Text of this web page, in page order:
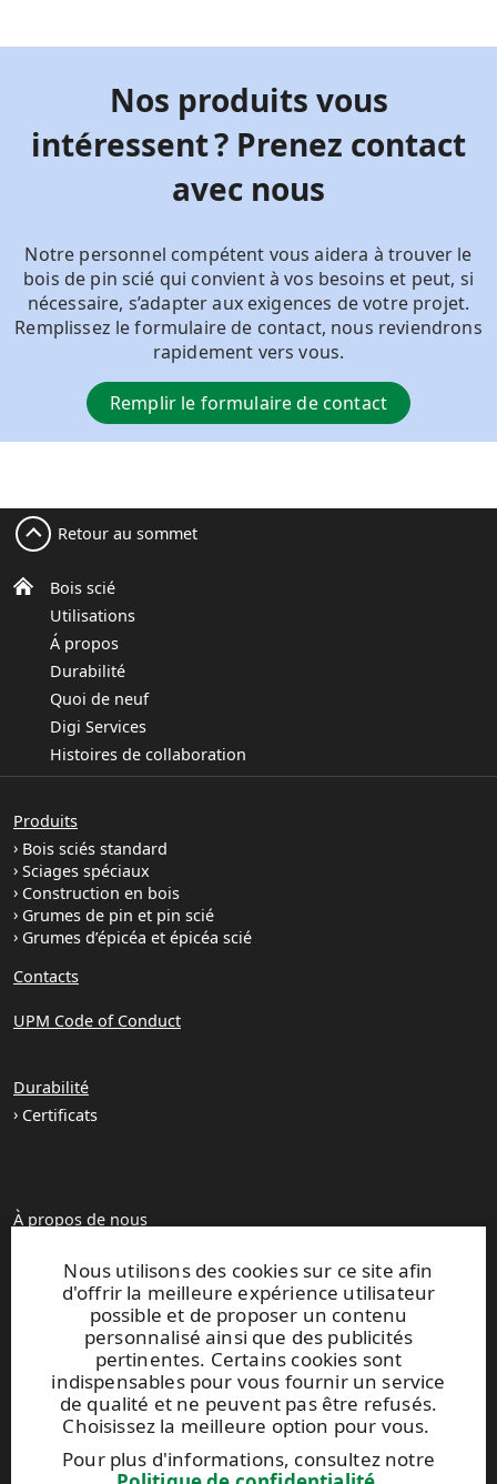
Nos produits vous
intéressent ? Prenez contact
avec nous
Notre personnel compétent vous aidera à trouver le
bois de pin scié qui convient à vos besoins et peut, si
nécessaire, s’adapter aux exigences de votre projet.
Remplissez le formulaire de contact, nous reviendrons
rapidement vers vous.
Remplir le formulaire de contact
Nous utilisons des cookies sur ce site afin
d'offrir la meilleure expérience utilisateur
possible et de proposer un contenu
personnalisé ainsi que des publicités
pertinentes. Certains cookies sont
indispensables pour vous fournir un service
de qualité et ne peuvent pas être refusés.
Choisissez la meilleure option pour vous.
Pour plus d'informations, consultez notre
Bois scié
Utilisations
Á propos
Durabilité
Quoi de neuf
Digi Services
Histoires de collaboration
Retour au sommet
Produits
Bois sciés standard
Sciages spéciaux
Construction en bois
Grumes de pin et pin scié
Grumes d’épicéa et épicéa scié
Contacts
UPM Code of Conduct
Durabilité
Certificats
À propos de nous
Brochures
UPM TIMBER
Peltokatu 26 C, 5th floor
P.O. Box 203
FI-33101 Tampere, Finland
Tel. +358 204 15 113